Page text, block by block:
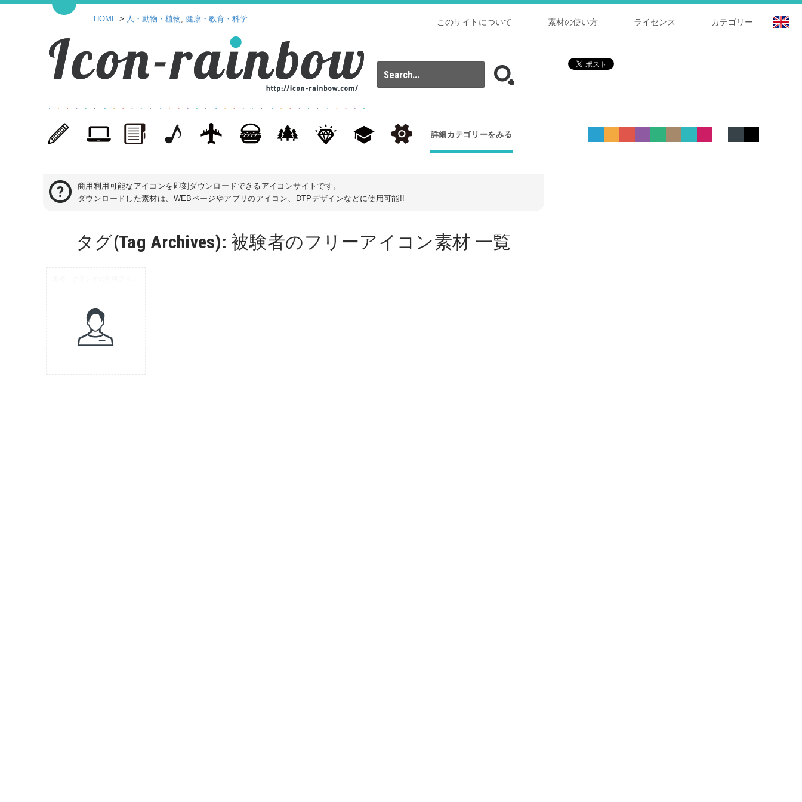
カテゴリー
ライセンス
素材の使い方
このサイトについて
HOME > 人・動物・植物, 健康・教育・科学
詳細カテゴリーをみる
商用利用可能なアイコンを即刻ダウンロードできるアイコンサイトです。
ダウンロードした素材は、WEBページやアプリのアイコン、DTPデザインなどに使用可能!!
タグ(Tag Archives): 被験者のフリーアイコン素材 一覧